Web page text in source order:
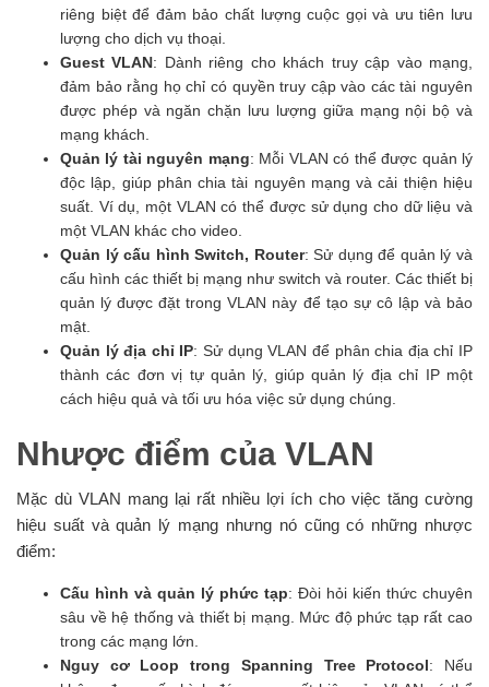
riêng biệt để đảm bảo chất lượng cuộc gọi và ưu tiên lưu
lượng cho dịch vụ thoại.
Guest VLAN: Dành riêng cho khách truy cập vào mạng,
đảm bảo rằng họ chỉ có quyền truy cập vào các tài nguyên
được phép và ngăn chặn lưu lượng giữa mạng nội bộ và
mạng khách.
Quản lý tài nguyên mạng: Mỗi VLAN có thể được quản lý
độc lập, giúp phân chia tài nguyên mạng và cải thiện hiệu
suất. Ví dụ, một VLAN có thể được sử dụng cho dữ liệu và
một VLAN khác cho video.
Quản lý cấu hình Switch, Router: Sử dụng để quản lý và
cấu hình các thiết bị mạng như switch và router. Các thiết bị
quản lý được đặt trong VLAN này để tạo sự cô lập và bảo
mật.
Quản lý địa chỉ IP: Sử dụng VLAN để phân chia địa chỉ IP
thành các đơn vị tự quản lý, giúp quản lý địa chỉ IP một
cách hiệu quả và tối ưu hóa việc sử dụng chúng.
Nhược điểm của VLAN
Mặc dù VLAN mang lại rất nhiều lợi ích cho việc tăng cường
hiệu suất và quản lý mạng nhưng nó cũng có những nhược
điểm:
Cấu hình và quản lý phức tạp: Đòi hỏi kiến thức chuyên
sâu về hệ thống và thiết bị mạng. Mức độ phức tạp rất cao
trong các mạng lớn.
Nguy cơ Loop trong Spanning Tree Protocol: Nếu